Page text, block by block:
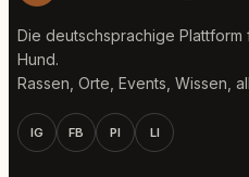
Die deutschsprachige Plattform
Hund.
Rassen, Orte, Events, Wissen,
IG FB PI LI